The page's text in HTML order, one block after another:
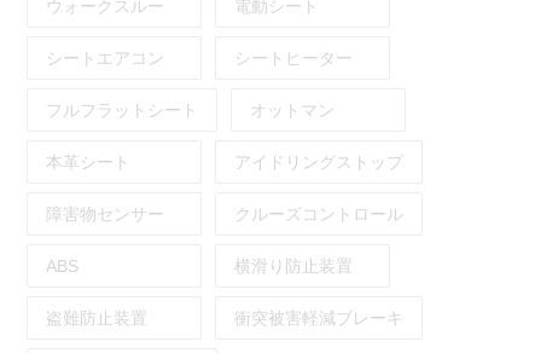
ウォークスルー 電動シート
シートエアコン シートヒーター
フルフラットシート オットマン
本革シート アイドリングストップ
障害物センサー クルーズコントロール
ABS 横滑り防止装置
盗難防止装置 衝突被害軽減ブレーキ